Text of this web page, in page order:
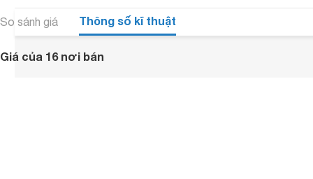
So sánh giá Thông số kĩ thuật
Giá của 16 nơi bán